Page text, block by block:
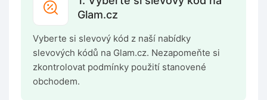
Glam.cz
Vyberte si slevový kód z naší nabídky
slevových kódů na Glam.cz. Nezapomeňte si
zkontrolovat podmínky použití stanovené
obchodem.